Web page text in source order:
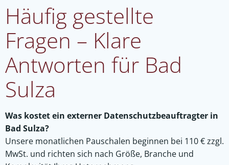
Häufig gestellte
Fragen – Klare
Antworten für Bad
Sulza
Was kostet ein externer Datenschutzbeauftragter in
Bad Sulza?
Unsere monatlichen Pauschalen beginnen bei 110 € zzgl.
MwSt. und richten sich nach Größe, Branche und